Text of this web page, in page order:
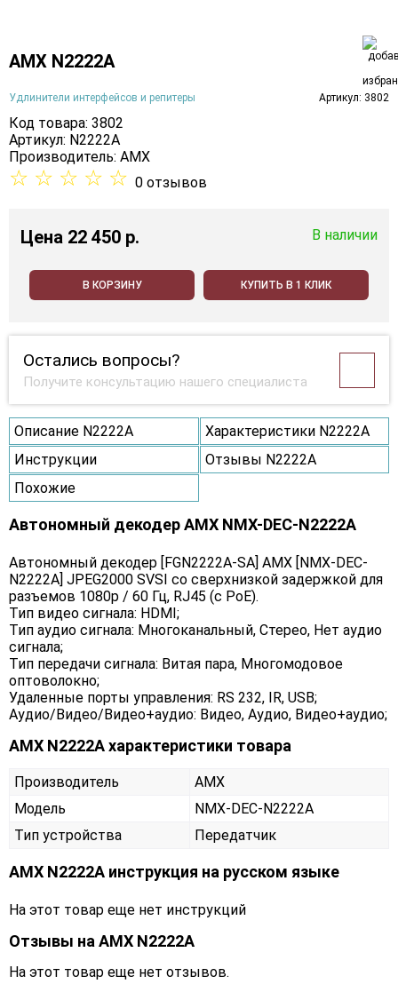
AMX N2222A
Удлинители интерфейсов и репитеры Артикул: 3802
Код товара: 3802
Артикул: N2222A
Производитель: AMX
☆ ☆ ☆ ☆ ☆ 0 отзывов
Цена 22 450 p. В наличии
В КОРЗИНУ КУПИТЬ В 1 КЛИК
Остались вопросы?
Получите консультацию нашего специалиста
Описание N2222A
Характеристики N2222A
Инструкции
Отзывы N2222A
Похожие
Автономный декодер AMX NMX-DEC-N2222A
Автономный декодер [FGN2222A-SA] AMX [NMX-DEC-
N2222A] JPEG2000 SVSI со сверхнизкой задержкой для
разъемов 1080p / 60 Гц, RJ45 (с PoE).
Тип видео сигнала: HDMI;
Тип аудио сигнала: Многоканальный, Стерео, Нет аудио
сигнала;
Тип передачи сигнала: Витая пара, Многомодовое
оптоволокно;
Удаленные порты управления: RS 232, IR, USB;
Аудио/Видео/Видео+аудио: Видео, Аудио, Видео+аудио;
AMX N2222A характеристики товара
Производитель
AMX
Модель
NMX-DEC-N2222A
Тип устройства
Передатчик
AMX N2222A инструкция на русском языке
На этот товар еще нет инструкций
Отзывы наAMX N2222A
На этот товар еще нет отзывов.